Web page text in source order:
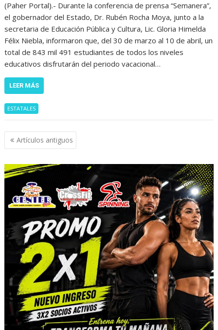
(Paher Portal).- Durante la conferencia de prensa “Semanera”,
el gobernador del Estado, Dr. Rubén Rocha Moya, junto a la
secretaria de Educación Pública y Cultura, Lic. Gloria Himelda
Félix Niebla, informaron que, del 30 de marzo al 10 de abril, un
total de 843 mil 491 estudiantes de todos los niveles
educativos disfrutarán del periodo vacacional…
LEER MÁS
ESTATALES
Navegación
de
entradas
Artículos antiguos